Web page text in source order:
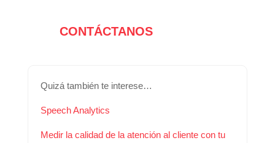
CONTÁCTANOS
Quizá también te interese…
Speech Analytics
Medir la calidad de la atención al cliente con tu